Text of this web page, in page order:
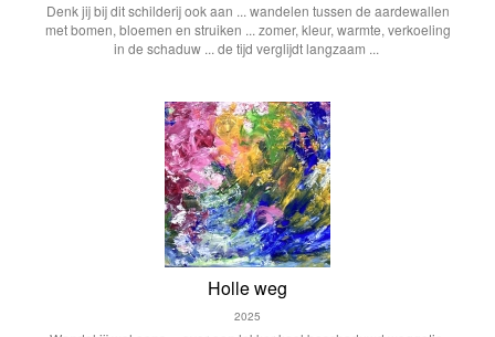
Denk jij bij dit schilderij ook aan ... wandelen tussen de aardewallen
met bomen, bloemen en struiken ... zomer, kleur, warmte, verkoeling
in de schaduw ... de tijd verglijdt langzaam ...
Holle weg
2025